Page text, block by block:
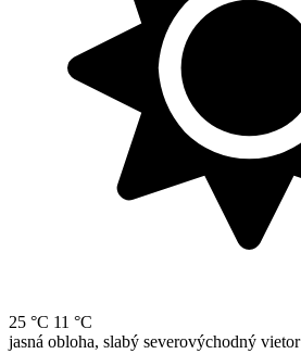
25 °C 11 °C
jasná obloha, slabý severovýchodný vietor